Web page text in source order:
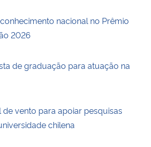
nacional no Prêmio
2026
de graduação para atuação na
de vento para apoiar pesquisas
chilena